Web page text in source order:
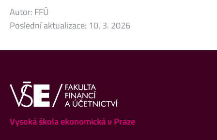
Autor: FFÚ
Poslední aktualizace: 10. 3. 2026
Vysoká škola ekonomická v Praze